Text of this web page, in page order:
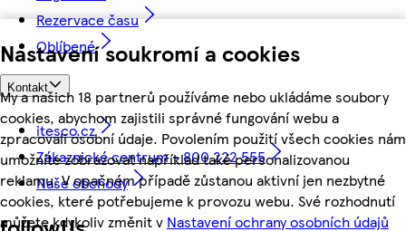
Nastavení soukromí a cookies
My a našich 18 partnerů používáme nebo ukládáme soubory
cookies, abychom zajistili správné fungování webu a
zpracovali osobní údaje. Povolením použití všech cookies nám
umožníte zobrazovat například také personalizovanou
reklamu. V opačném případě zůstanou aktivní jen nezbytné
cookies, které potřebujeme k provozu webu. Své rozhodnutí
můžete kdykoliv změnit v Nastavení ochrany osobních údajů
Rezervace času
Oblíbené
Kontakt
itesco.cz
Zákaznické centrum - 800 222 555
Naše obchody